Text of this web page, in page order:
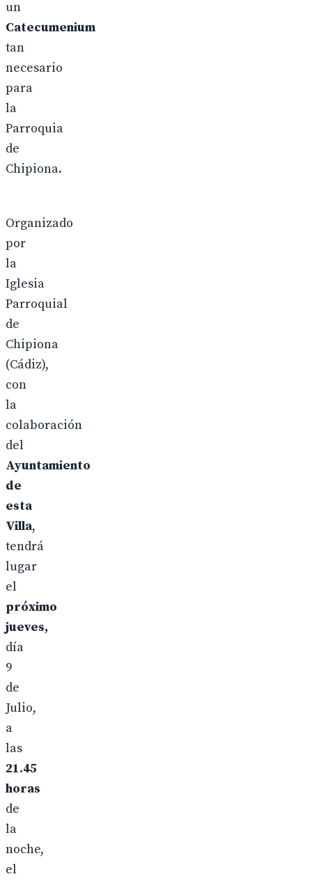
un
Catecumenium
tan
necesario
para
la
Parroquia
de
Chipiona.
Organizado
por
la
Iglesia
Parroquial
de
Chipiona
(Cádiz),
con
la
colaboración
del
Ayuntamiento
de
esta
Villa,
tendrá
lugar
el
próximo
jueves,
día
9
de
Julio,
a
las
21.45
horas
de
la
noche,
el